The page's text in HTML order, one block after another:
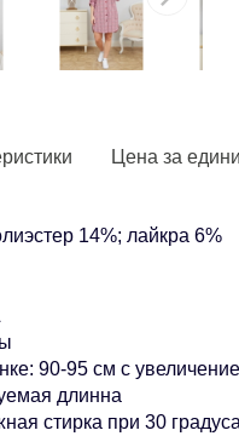
14%; лайкра 6%
90-95 см с
длинна
стирка при 30
Цена за